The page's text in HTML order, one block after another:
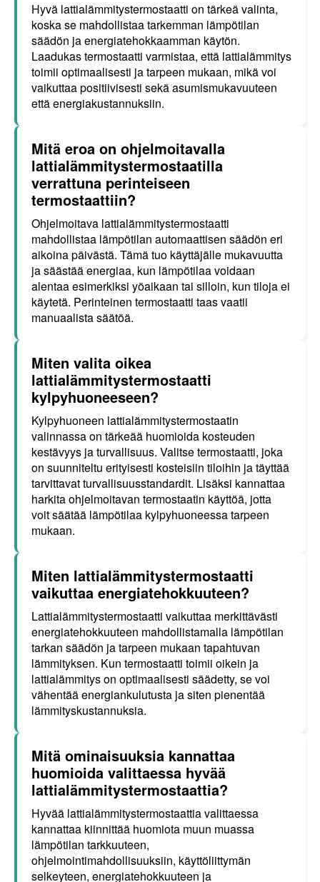
Hyvä lattialämmitystermostaatti on tärkeä valinta,
koska se mahdollistaa tarkemman lämpötilan
säädön ja energiatehokkaamman käytön.
Laadukas termostaatti varmistaa, että lattialämmitys
toimii optimaalisesti ja tarpeen mukaan, mikä voi
vaikuttaa positiivisesti sekä asumismukavuuteen
että energiakustannuksiin.
Mitä eroa on ohjelmoitavalla
lattialämmitystermostaatilla
verrattuna perinteiseen
termostaattiin?
Ohjelmoitava lattialämmitystermostaatti
mahdollistaa lämpötilan automaattisen säädön eri
aikoina päivästä. Tämä tuo käyttäjälle mukavuutta
ja säästää energiaa, kun lämpötilaa voidaan
alentaa esimerkiksi yöaikaan tai silloin, kun tiloja ei
käytetä. Perinteinen termostaatti taas vaatii
manuaalista säätöä.
Miten valita oikea
lattialämmitystermostaatti
kylpyhuoneeseen?
Kylpyhuoneen lattialämmitystermostaatin
valinnassa on tärkeää huomioida kosteuden
kestävyys ja turvallisuus. Valitse termostaatti, joka
on suunniteltu erityisesti kosteisiin tiloihin ja täyttää
tarvittavat turvallisuusstandardit. Lisäksi kannattaa
harkita ohjelmoitavan termostaatin käyttöä, jotta
voit säätää lämpötilaa kylpyhuoneessa tarpeen
mukaan.
Miten lattialämmitystermostaatti
vaikuttaa energiatehokkuuteen?
Lattialämmitystermostaatti vaikuttaa merkittävästi
energiatehokkuuteen mahdollistamalla lämpötilan
tarkan säädön ja tarpeen mukaan tapahtuvan
lämmityksen. Kun termostaatti toimii oikein ja
lattialämmitys on optimaalisesti säädetty, se voi
vähentää energiankulutusta ja siten pienentää
lämmityskustannuksia.
Mitä ominaisuuksia kannattaa
huomioida valittaessa hyvää
lattialämmitystermostaattia?
Hyvää lattialämmitystermostaattia valittaessa
kannattaa kiinnittää huomiota muun muassa
lämpötilan tarkkuuteen,
ohjelmointimahdollisuuksiin, käyttöliittymän
selkeyteen, energiatehokkuuteen ja